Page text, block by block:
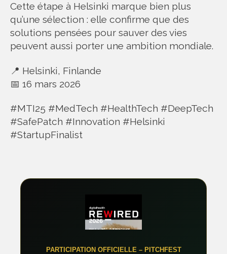
Cette étape à Helsinki marque bien plus
qu’une sélection : elle confirme que des
solutions pensées pour sauver des vies
peuvent aussi porter une ambition mondiale.
📍 Helsinki, Finlande
📅 16 mars 2026
#MTI25 #MedTech #HealthTech #DeepTech
#SafePatch #Innovation #Helsinki
#StartupFinalist
PARTICIPATION OFFICIELLE – PITCHFEST